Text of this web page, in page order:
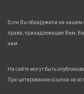
Если Вы обнаружили на нашем
права, принадлежащие Вам,
нам.
На сайте могут быть
При цитировании ссылка на